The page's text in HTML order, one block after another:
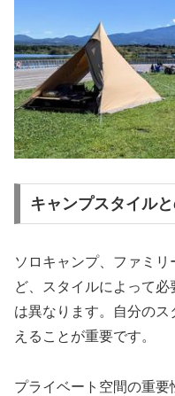
キャンプスタイル
ソロキャンプ、ファミ
ど、スタイルによって
は異なります。自分の
えることが重要です。
プライベート空間の重